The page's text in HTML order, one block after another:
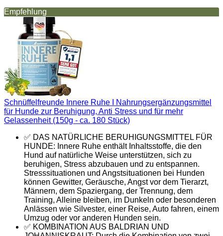
Empfehlung
Schnüffelfreunde Innere Ruhe I Nahrungsergänzungsmittel
für Hunde zur Beruhigung, Anti Stress und für mehr
Gelassenheit (150g - ca. 180 Stück)
✅ DAS NATÜRLICHE BERUHIGUNGSMITTEL FÜR
HUNDE: Innere Ruhe enthält Inhaltsstoffe, die den
Hund auf natürliche Weise unterstützen, sich zu
beruhigen, Stress abzubauen und zu entspannen.
Stresssituationen und Angstsituationen bei Hunden
können Gewitter, Geräusche, Angst vor dem Tierarzt,
Männern, dem Spaziergang, der Trennung, dem
Training, Alleine bleiben, im Dunkeln oder besonderen
Anlässen wie Silvester, einer Reise, Auto fahren, einem
Umzug oder vor anderen Hunden sein.
✅ KOMBINATION AUS BALDRIAN UND